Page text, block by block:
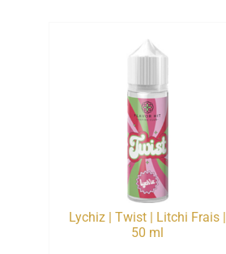
Lychiz | Twist | Litchi Frais |
50 ml